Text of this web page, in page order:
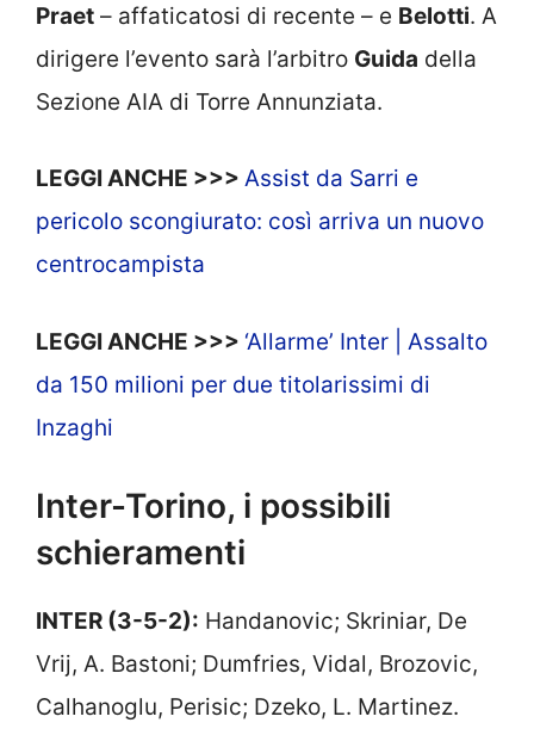
Praet – affaticatosi di recente – e Belotti. A
dirigere l’evento sarà l’arbitro Guida della
Sezione AIA di Torre Annunziata.
LEGGI ANCHE >>> Assist da Sarri e
pericolo scongiurato: così arriva un nuovo
centrocampista
LEGGI ANCHE >>> ‘Allarme’ Inter | Assalto
da 150 milioni per due titolarissimi di
Inzaghi
Inter-Torino, i possibili
schieramenti
INTER (3-5-2): Handanovic; Skriniar, De
Vrij, A. Bastoni; Dumfries, Vidal, Brozovic,
Calhanoglu, Perisic; Dzeko, L. Martinez.